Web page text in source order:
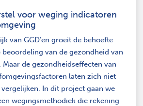
voor weging indicatoren
van GGD’en groeit de behoefte
beoordeling van de gezondheid van
de gezondheidseffecten van
laten zich niet
In dit project gaan we
wegingsmethodiek die rekening